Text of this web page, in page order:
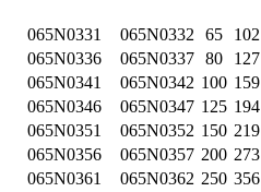
065N0331
065N0332 65 102
065N0336
065N0337 80 127
065N0341
065N0342 100 159
065N0346
065N0347 125 194
065N0351
065N0352 150 219
065N0356
065N0357 200 273
065N0361
065N0362 250 356